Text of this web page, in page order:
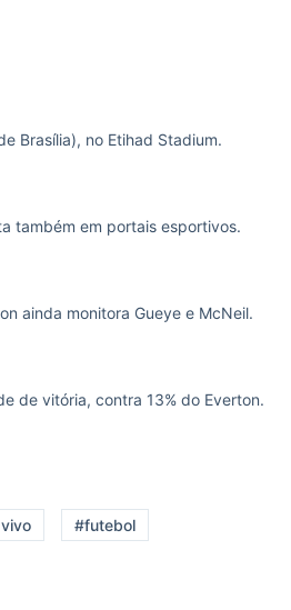
Brasília), no Etihad Stadium.
também em portais esportivos.
ainda monitora Gueye e McNeil.
de vitória, contra 13% do Everton.
#futebol